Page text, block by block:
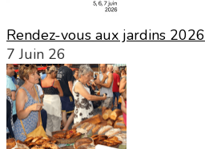
Rendez-vous aux jardins 2026
7 Juin 26